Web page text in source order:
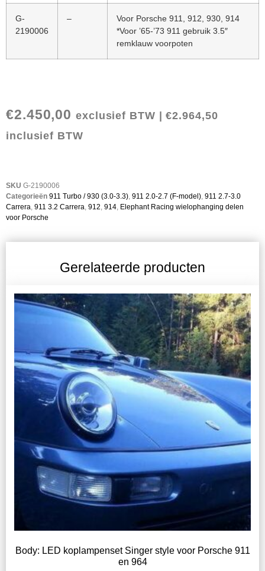
G-
2190006
–
Voor Porsche 911, 912, 930, 914
*Voor ’65-’73 911 gebruik 3.5″
remklauw voorpoten
€2.450,00 exclusief BTW |€2.964,50
inclusief BTW
SKU G-2190006
Categorieën 911 Turbo / 930 (3.0-3.3), 911 2.0-2.7 (F-model), 911 2.7-3.0
Carrera, 911 3.2 Carrera, 912, 914, Elephant Racing wielophanging delen
voor Porsche
Gerelateerde producten
Body: LED koplampenset Singer style voor Porsche 911
en 964